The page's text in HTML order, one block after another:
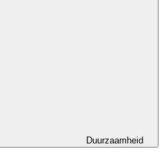
Duurzaamheid